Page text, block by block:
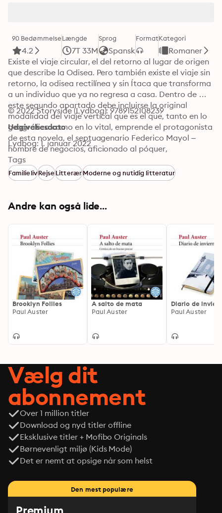
90 Bedømmelse
4.2
Længde
7T 33M
Sprog
Spansk
FormatKategori
Romaner
Existe el viaje circular, el del retorno al lugar de origen
que describe la Odisea. Pero también existe el viaje sin
retorno, la odisea rectilínea y sin Ítaca que transforma
a un individuo que ya no regresa a casa. Dentro de
este segundo apartado debe incluirse la original
modalidad del viaje vertical que es el que, tanto en lo
geográfico como en lo vital, emprende el protagonista
de esta novela, el septuagenario Federico Mayol –
hombre de negocios, aficionado al póquer,
nacionalista catalán– cuando al día siguiente de
celebrar sus bodas de oro se ve sorprendente y
absurdamente obligado por su mujer a dejar para
Como siempre en Enrique Vila-Matas, pululan los
fantasmas de la vejez, la soledad, la locura y centellea
ocasión en forma de viaje vertical que es, por su
trayectoria geográfica (de Barcelona a Oporto para
bajar a Lisboa y después descender a Madeira y
finalmente sumergirse en un extrañísimo destino final),
una novela atlántica y al mismo tiempo la historia de
una iniciación a la cultura, es decir, la clásica novela de
aprendizaje, de no ser porque su protagonista tiene
una edad en la que generalmente ya nadie aprende
generación de españoles que vio truncada su
XII Premio Internacional de Novela Rómulo Gallegos.
En 2008 se adaptó cinematográficamente para
televisión, con la dirección de Ona Planas.
© 2022 Storyside (Lydbog): 9789152108239
Udgivelsesdato
Lydbog: 1. januar 2022
Tags
FamilielivRejseLitterærModerne og nutidig litteratur
Andre kan også lide...
Brooklyn Follies
Paul Auster
A salto de mata
Paul Auster
Diario de
Paul Auster
Vælg dit
abonnement
Over 1 million titler
Download og nyd titler offline
Eksklusive titler + Mofibo Originals
Børnevenligt miljø (Kids Mode)
Det er nemt at opsige når som helst
Den mest populære